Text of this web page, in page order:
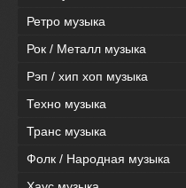
Ретро музыка
Рок / Металл музыка
Рэп / хип хоп музыка
Техно музыка
Транс музыка
Фолк / Народная музыка